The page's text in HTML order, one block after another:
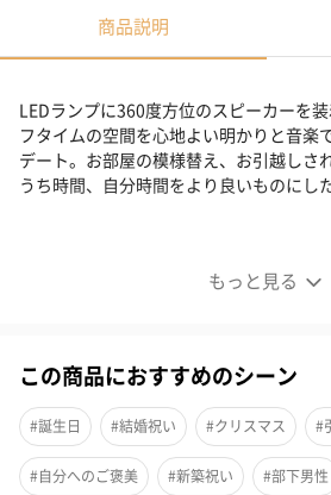
商品説明
もっと見る
LEDランプに360度方位のスピーカーを
フタイムの空間を心地よい明かりと音楽
デート。お部屋の模様替え、お引越しさ
うち時間、自分時間をより良いものにし
この商品におすすめのシーン
#誕生日 #結婚祝い #クリスマス #
#自分へのご褒美 #新築祝い #部下男性